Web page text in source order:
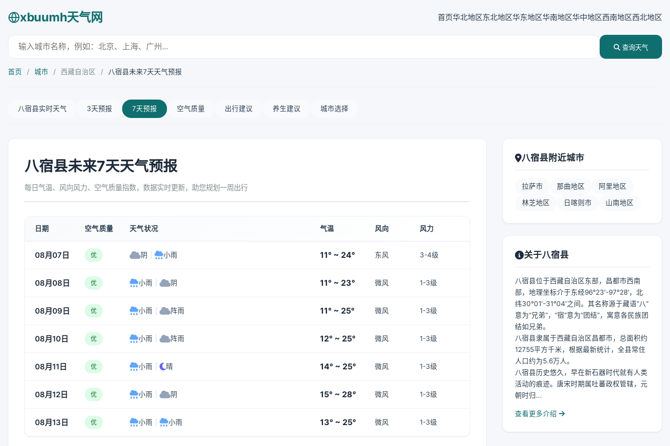
xbuumh天气网 首页华北地区东北地区华东地区华南地区华中地区西南地区西北地区
查询天气
首页 / 城市 / 西藏自治区 / 八宿县未来7天天气预报
八宿县实时天气 3天预报 7天预报 空气质量 出行建议 养生建议 城市选择
八宿县未来7天天气预报
每日气温、风向风力、空气质量指数，数据实时更新，助您规划一周出行
日期 空气质量 天气状况 气温 风向 风力
08月07日 优 阴 小雨 11° ~ 24° 东风 3-4级
08月08日 优 小雨 阴 11° ~ 23° 微风 1-3级
08月09日 优 小雨 阵雨 11° ~ 25° 微风 1-3级
08月10日 优 小雨 阵雨 12° ~ 25° 微风 1-3级
08月11日 优 小雨 晴 14° ~ 25° 微风 1-3级
08月12日 优 小雨 阴 15° ~ 28° 微风 1-3级
08月13日 优 小雨 小雨 13° ~ 25° 微风 1-3级
八宿县附近城市
拉萨市 那曲地区 阿里地区
林芝地区 日喀则市 山南地区
关于八宿县
八宿县位于西藏自治区东部，昌都市西南
部，地理坐标介于东经96°23′-97°28′，北
纬30°01′-31°04′之间。其名称源于藏语“八”
意为“兄弟”，“宿”意为“团结”，寓意各民族团
结如兄弟。
八宿县隶属于西藏自治区昌都市，总面积约
12755平方千米，根据最新统计，全县常住
人口约为5.6万人。
八宿县历史悠久，早在新石器时代就有人类
活动的痕迹。唐宋时期属吐蕃政权管辖，元
朝时归...
查看更多介绍